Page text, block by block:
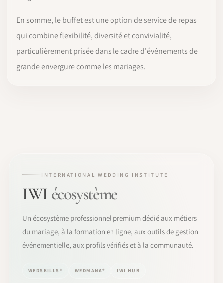
En somme, le buffet est une option de service de repas
qui combine flexibilité, diversité et convivialité,
particulièrement prisée dans le cadre d'événements de
grande envergure comme les mariages.
INTERNATIONAL WEDDING INSTITUTE
IWI écosystème
Un écosystème professionnel premium dédié aux métiers
du mariage, à la formation en ligne, aux outils de gestion
événementielle, aux profils vérifiés et à la communauté.
WEDSKILLS® WEDMANA® IWI HUB